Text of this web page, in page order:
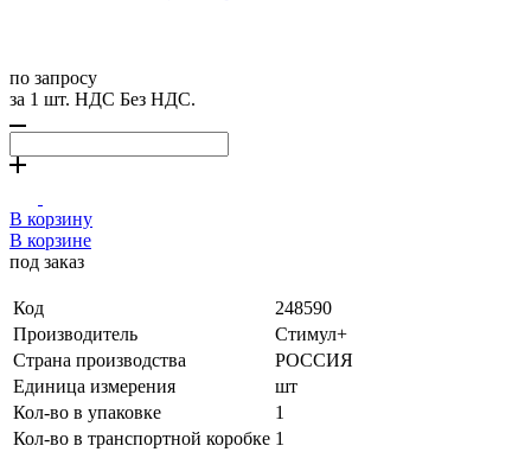
по запросу
за 1 шт. НДС Без НДС.
В корзину
В корзине
под заказ
Код
248590
Производитель
Стимул+
Страна производства
РОССИЯ
Единица измерения
шт
Кол-во в упаковке
1
Кол-во в транспортной коробке 1